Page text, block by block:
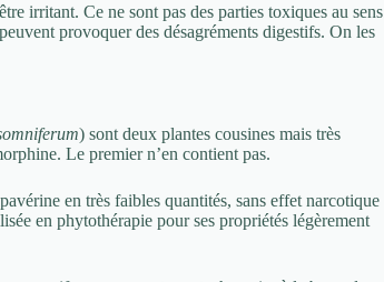
irritant. Ce ne sont pas des parties toxiques au sens
provoquer des désagréments digestifs. On les
) sont deux plantes cousines mais très
Le premier n’en contient pas.
en très faibles quantités, sans effet narcotique
en phytothérapie pour ses propriétés légèrement